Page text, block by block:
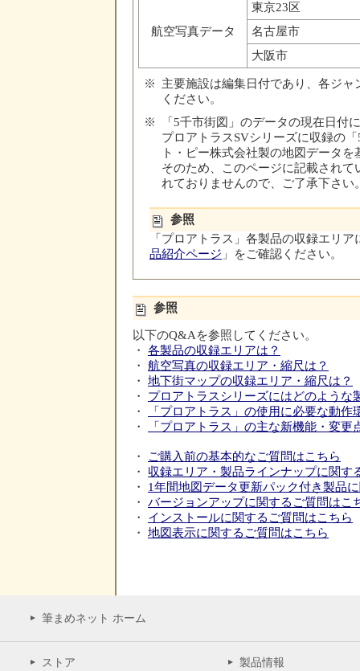
航空写真データ
東京23区
名古屋市
大阪市
※
主要施設は編集日付であり、各ジ
ください。
※
「5千市街図」のデータの現在日付
プロアトラスSVシリーズに収録の
ト・ピー株式会社製の地図データ
そのため、このページに記載され
れておりませんので、ご了承下さい
参照
「プロアトラス」各製品の収録エリ
品紹介ページ 」をご確認ください。
参照
以下のQ&Aを参照してください。
・ 各製品の収録エリアは？
・ 航空写真の収録エリア・縮尺は？
・ 地下街マップの収録エリア・縮尺は？
・ プロアトラスシリーズにはどのような
・
「プロアトラス」の使用に必要な動作
・
「プロアトラス」の主な新機能・変更
・
ご購入前の基本的なご質問はこちら
・ 収録エリア・製品ラインナップに関す
・ 1年間地図データ更新パック付き製品
・ バージョンアップに関するご質問はこ
・ インストールに関するご質問はこちら
・ 地図表示に関するご質問はこちら
筆まめネット ホーム
ストア 製品情報